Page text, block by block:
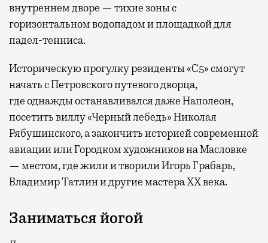
внутреннем дворе — тихие зоны с
горизонтальном водопадом и площадкой для
падел-тенниса.
Историческую прогулку резиденты «С5» смогут
начать с Петровского путевого дворца,
гдеоднажды останавливался даже Наполеон,
посетить виллу «Черный лебедь» Николая
Рябушинского, а закончить историей современной
авиации или Городком художников на Масловке
— местом, где жили и творили Игорь Грабарь,
Владимир Татлин и другие мастера XX века.
Заниматься йогой